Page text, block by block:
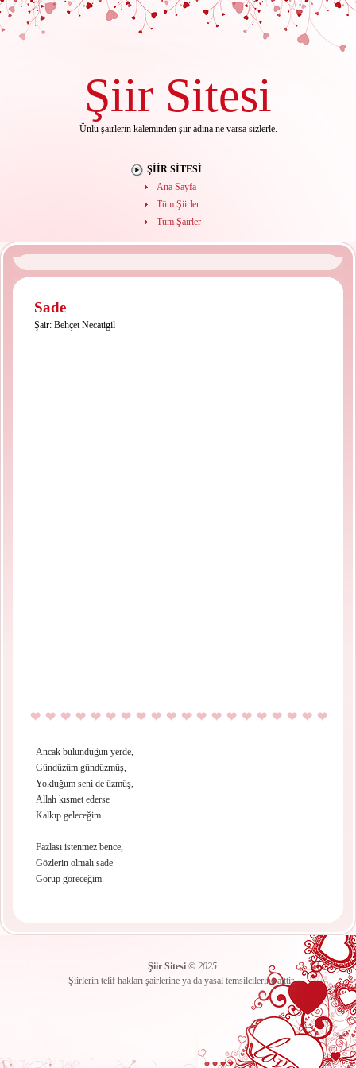
Şiir Sitesi
Ünlü şairlerin kaleminden şiir adına ne varsa sizlerle.
ŞIIR SITESI
Ana Sayfa
Tüm Şiirler
Tüm Şairler
Sade
Şair: Behçet Necatigil
Ancak bulunduğun yerde,
Gündüzüm gündüzmüş,
Yokluğum seni de üzmüş,
Allah kısmet ederse
Kalkıp geleceğim.
Fazlası istenmez bence,
Gözlerin olmalı sade
Görüp göreceğim.
Şiir Sitesi© 2025
Şiirlerin telif hakları şairlerine ya da yasal temsilcilerine aittir.